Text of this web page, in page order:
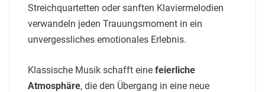
Streichquartetten oder sanften Klaviermelodien
verwandeln jeden Trauungsmoment in ein
unvergessliches emotionales Erlebnis.
Klassische Musik schafft eine feierliche
Atmosphäre, die den Übergang in eine neue